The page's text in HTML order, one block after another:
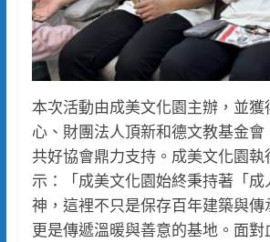
本次活動由成美文化園主辦，並獲
心、財團法人頂新和德文教基金
共好協會鼎力支持。成美文化園執
示：「成美文化園始終秉持著「成
神，這裡不只是保存百年建築與傳
更是傳遞溫暖與善意的基地。面